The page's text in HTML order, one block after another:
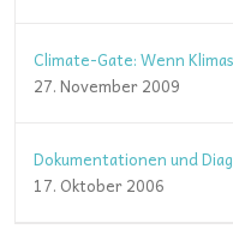
Climate-Gate: Wenn
27. November 2009
Dokumentationen und
17. Oktober 2006